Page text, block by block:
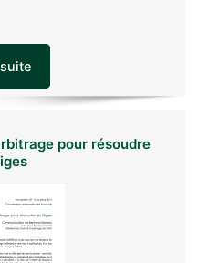
pour résoudre